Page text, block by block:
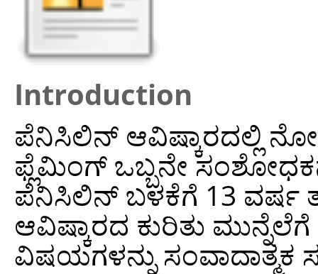
Introduction
ಪೆನಿಸಿಲಿನ್ ಆವಿಷ್ಕಾರದಲ್ಲಿ
ಫ್ಲೆಮಿಂಗ್ ಒಬ್ಬನೇ
ಪೆನಿಸಿಲಿನ್ ಬಳಕೆಗೆ 13 ವರ್ಷ
ಆವಿಷ್ಕಾರದ ಕುರಿತು
ವಿಷಯಗಳನ್ನು ಸಂವಾದಾತ್ಮಕ